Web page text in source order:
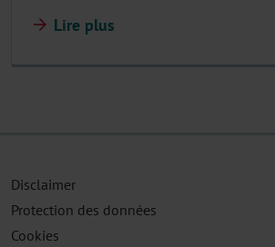
Lire plus
Disclaimer
Protection des données
Cookies